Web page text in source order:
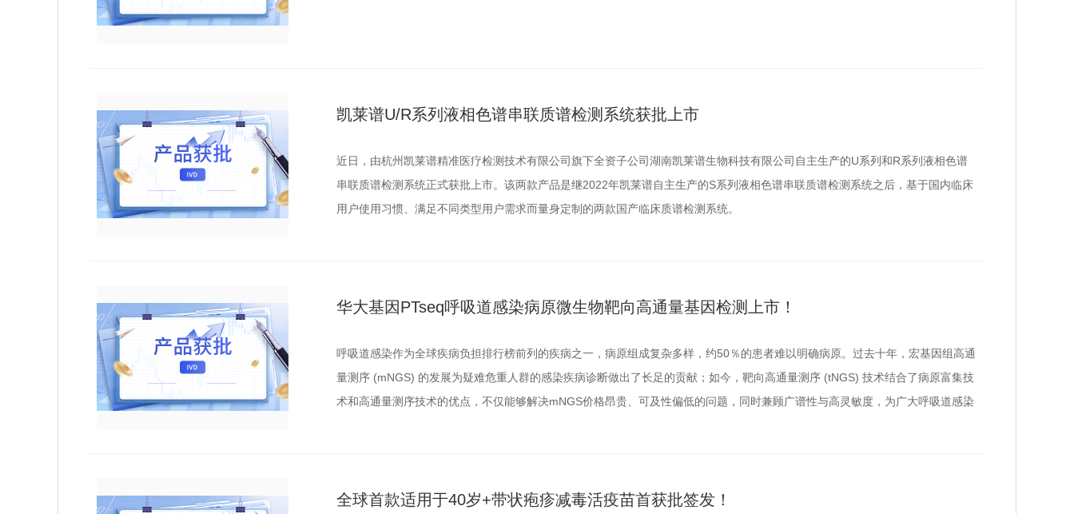
凯莱谱U/R系列液相色谱串联质谱检测系统获批上市
近日，由杭州凯莱谱精准医疗检测技术有限公司旗下全资子公司湖南凯莱谱生物科技有限公司自主生产的U系列和R系列液相色谱
串联质谱检测系统正式获批上市。该两款产品是继2022年凯莱谱自主生产的S系列液相色谱串联质谱检测系统之后，基于国内临床
用户使用习惯、满足不同类型用户需求而量身定制的两款国产临床质谱检测系统。
华大基因PTseq呼吸道感染病原微生物靶向高通量基因检测上市！
呼吸道感染作为全球疾病负担排行榜前列的疾病之一，病原组成复杂多样，约50％的患者难以明确病原。过去十年，宏基因组高通
量测序 (mNGS) 的发展为疑难危重人群的感染疾病诊断做出了长足的贡献；如今，靶向高通量测序 (tNGS) 技术结合了病原富集技
术和高通量测序技术的优点，不仅能够解决mNGS价格昂贵、可及性偏低的问题，同时兼顾广谱性与高灵敏度，为广大呼吸道感染
全球首款适用于40岁+带状疱疹减毒活疫苗首获批签发！